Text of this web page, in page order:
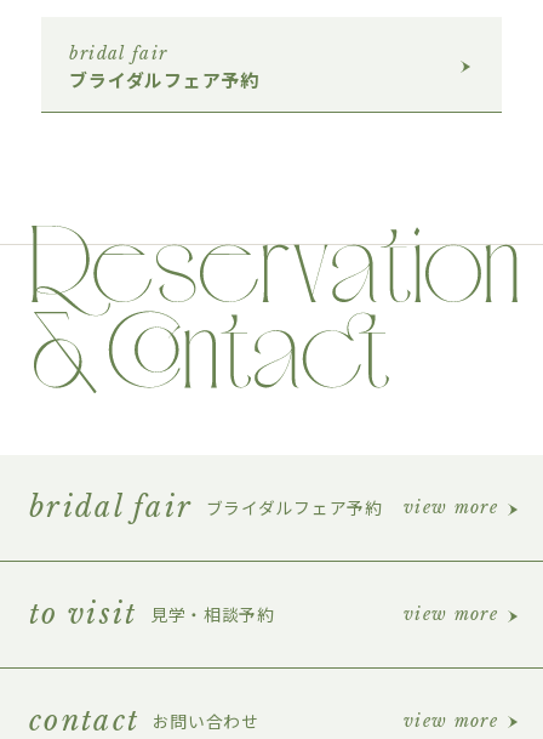
bridal fair
ブライダルフェア予約
bridal fair ブライダルフェア予約 view more
to visit 見学・相談予約 view more
contact お問い合わせ view more